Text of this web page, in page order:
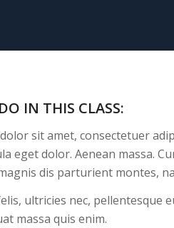
IN THIS CLASS:
sit amet, consectetuer
eget dolor. Aenean massa.
dis parturient montes,
ultricies nec, pellentesque
massa quis enim.